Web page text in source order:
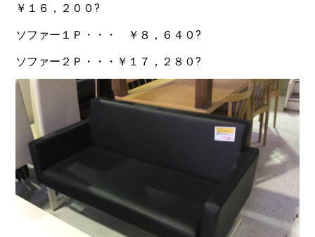
￥１６，２００?
ソファー１Ｐ・・・ ￥８，６４０?
ソファー２Ｐ・・・￥１７，２８０?